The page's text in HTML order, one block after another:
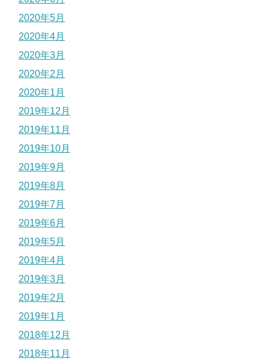
2020年5月
2020年4月
2020年3月
2020年2月
2020年1月
2019年12月
2019年11月
2019年10月
2019年9月
2019年8月
2019年7月
2019年6月
2019年5月
2019年4月
2019年3月
2019年2月
2019年1月
2018年12月
2018年11月